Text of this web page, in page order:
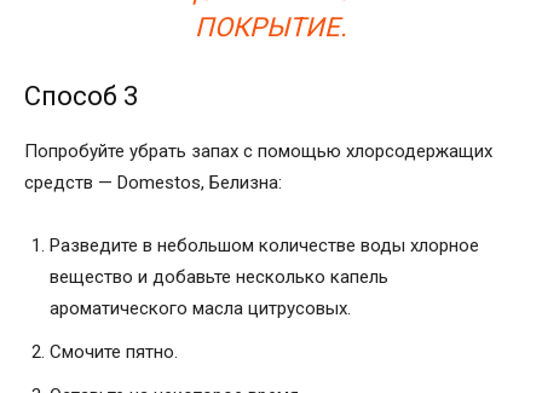
ПОКРЫТИЕ.
Способ 3
Попробуйте убрать запах с помощью хлорсодержащих
средств — Domestos, Белизна:
Разведите в небольшом количестве воды хлорное
вещество и добавьте несколько капель
ароматического масла цитрусовых.
Смочите пятно.